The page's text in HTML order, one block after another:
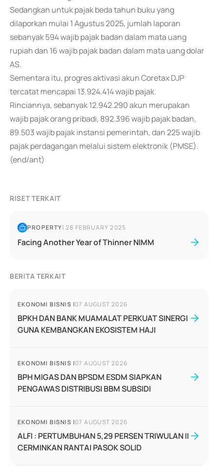
Sedangkan untuk pajak beda tahun buku yang
dilaporkan mulai 1 Agustus 2025, jumlah laporan
sebanyak 594 wajib pajak badan dalam mata uang
rupiah dan 16 wajib pajak badan dalam mata uang dolar
AS.
Sementara itu, progres aktivasi akun Coretax DJP
tercatat mencapai 13.924.414 wajib pajak.
Rinciannya, sebanyak 12.942.290 akun merupakan
wajib pajak orang pribadi, 892.396 wajib pajak badan,
89.503 wajib pajak instansi pemerintah, dan 225 wajib
pajak perdagangan melalui sistem elektronik (PMSE).
(end/ant)
RISET TERKAIT
PROPERTY|28 FEBRUARY 2025
Facing Another Year of Thinner NIMM
BERITA TERKAIT
EKONOMI BISNIS |07 AUGUST 2026
BPKH DAN BANK MUAMALAT PERKUAT SINERGI
GUNA KEMBANGKAN EKOSISTEM HAJI
EKONOMI BISNIS |07 AUGUST 2026
BPH MIGAS DAN BPSDM ESDM SIAPKAN
PENGAWAS DISTRIBUSI BBM SUBSIDI
EKONOMI BISNIS |07 AUGUST 2026
ALFI : PERTUMBUHAN 5,29 PERSEN TRIWULAN II
CERMINKAN RANTAI PASOK SOLID